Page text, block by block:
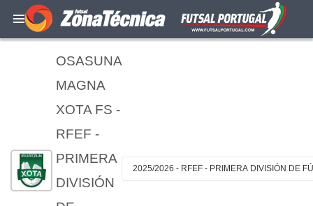
OSASUNA
MAGNA
XOTA FS -
RFEF -
PRIMERA
DIVISIÓN
2025/2026 - RFEF - PRIMERA DIVISIÓN DE